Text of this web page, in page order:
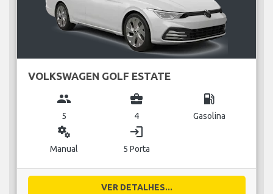
VOLKSWAGEN GOLF ESTATE
group
5
business_center
4
local_gas_station
Gasolina
miscellaneous_services
Manual
login
5 Porta
VER DETALHES...